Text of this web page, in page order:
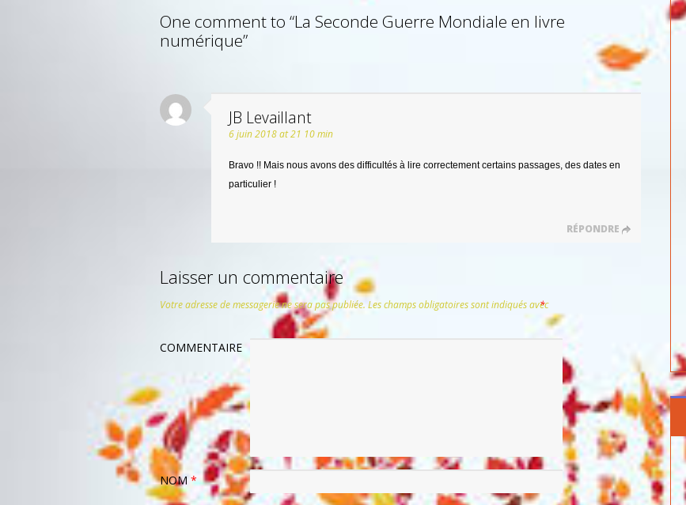
One comment to “La Seconde Guerre Mondiale en livre
numérique”
JB Levaillant
6 juin 2018 at 21 10 min
Bravo !! Mais nous avons des difficultés à lire correctement certains passages, des dates en
particulier !
RÉPONDRE
Laisser un commentaire
Votre adresse de messagerie ne sera pas publiée. Les champs obligatoires sont indiqués avec
*
COMMENTAIRE
NOM*